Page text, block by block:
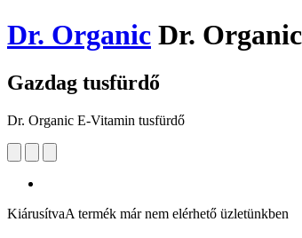
Dr. Organic Dr.
Gazdag tusfürdő
Dr. Organic E-Vitamin tusfürdő
KiárusítvaA termék már nem elérhető üzletünkben